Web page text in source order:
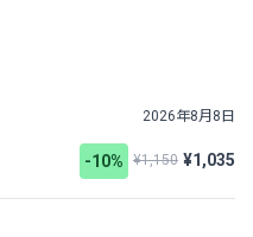
-10% ¥1,150 ¥1,035
2026年8月8日